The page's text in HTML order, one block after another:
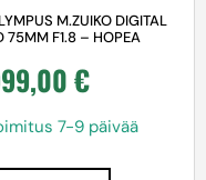
M.ZUIKO DIGITAL
75MM F1.8 – HOPEA
€
7-9 päivää